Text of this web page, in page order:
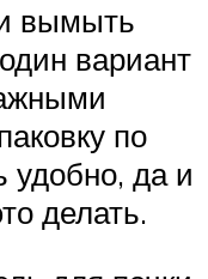
вымыть
вариант
по
удобно, да и
делать.